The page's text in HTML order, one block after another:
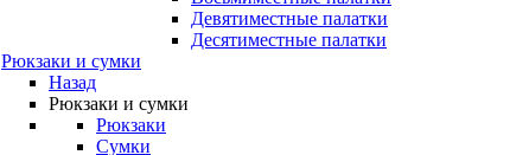
Девятиместные палатки
Десятиместные палатки
Рюкзаки и сумки
Назад
Рюкзаки и сумки
Рюкзаки
Сумки